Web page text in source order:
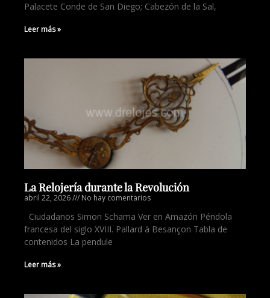
Palacete Conde de San Diego; Cabezón de la Sal,
Leer más »
La Relojería durante la Revolución
abril 22, 2026 No hay comentarios
Ciudadanos Simon Schama Ver en Amazón Péndola
francesa del siglo XVIII. Pallard à Besançon Tabla de
contenidos La pendule
Leer más »